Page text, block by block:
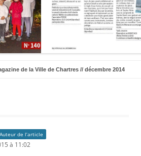
de la Ville de Chartres // décembre 2014
Auteur de l’article
à 11:02